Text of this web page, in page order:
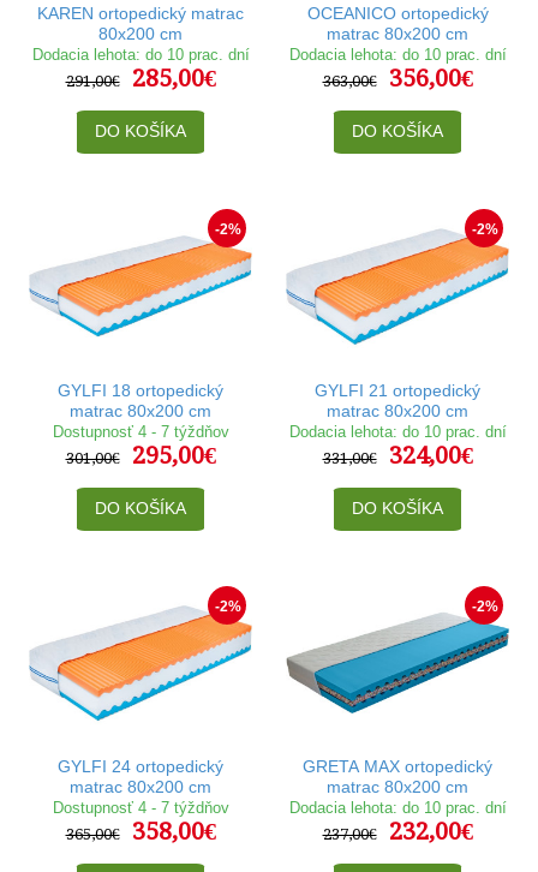
KAREN ortopedický matrac
80x200 cm
Dodacia lehota: do 10 prac. dní
291,00€
285,00€
DO KOŠÍKA
OCEANICO ortopedický
matrac 80x200 cm
Dodacia lehota: do 10 prac. dní
363,00€
356,00€
DO KOŠÍKA
-2%
GYLFI 18 ortopedický
matrac 80x200 cm
Dostupnosť 4 - 7 týždňov
301,00€
295,00€
DO KOŠÍKA
-2%
GYLFI 21 ortopedický
matrac 80x200 cm
Dodacia lehota: do 10 prac. dní
331,00€
324,00€
DO KOŠÍKA
-2%
GYLFI 24 ortopedický
matrac 80x200 cm
Dostupnosť 4 - 7 týždňov
365,00€
358,00€
-2%
GRETA MAX ortopedický
matrac 80x200 cm
Dodacia lehota: do 10 prac. dní
237,00€
232,00€